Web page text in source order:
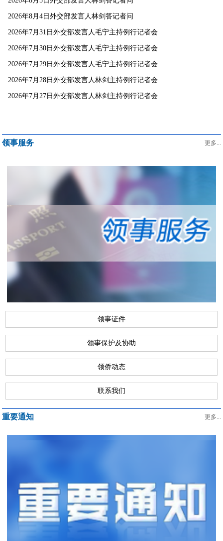
2026年8月4日外交部发言人林剑答记者问
2026年7月31日外交部发言人毛宁主持例行记者会
2026年7月30日外交部发言人毛宁主持例行记者会
2026年7月29日外交部发言人毛宁主持例行记者会
2026年7月28日外交部发言人林剑主持例行记者会
2026年7月27日外交部发言人林剑主持例行记者会
领事服务 更多...
领事证件
领事保护及协助
领侨动态
联系我们
重要通知 更多...